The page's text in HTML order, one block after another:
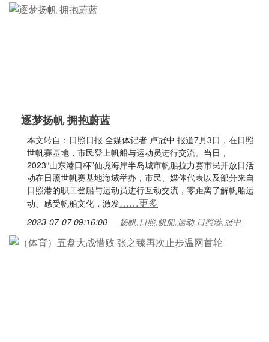
逐梦扬帆 拥抱蔚蓝
本文转自：日照日报 全媒体记者 卢冠中 报道7月3日，在日照
世帆赛基地，市民登上帆船与运动员进行交流。当日，
2023“山东港口杯”仙境海岸半岛城市帆船拉力赛市民开放日活
动在日照世帆赛基地海域举办，市民、媒体代表以及部分来自
日照港的职工登船与运动员进行互动交流，零距离了解帆船运
动、感受帆船文化，激发……更多
2023-07-07 09:16:00 扬帆,日照,帆船,运动,日照港,冠中